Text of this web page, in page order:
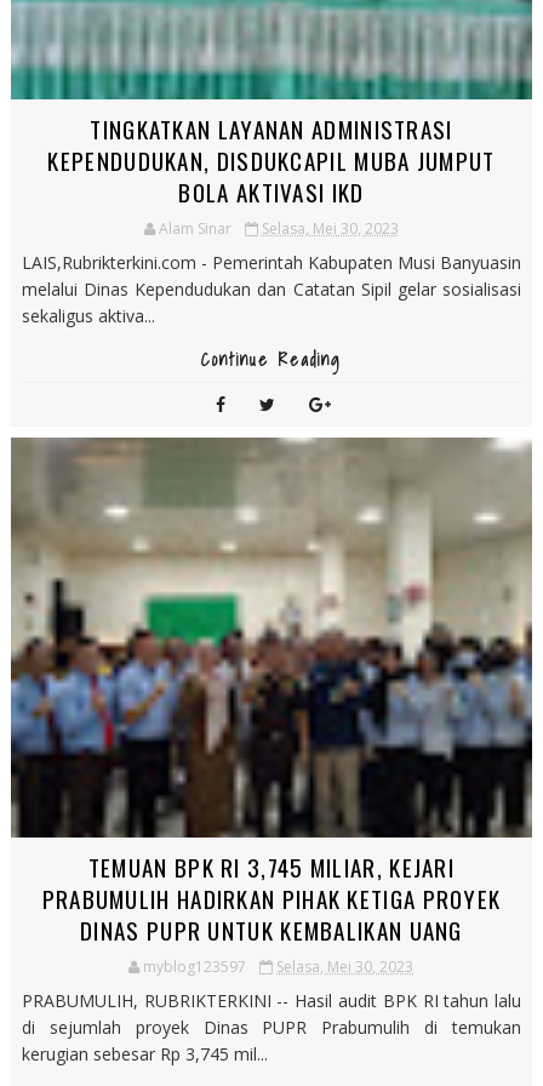
TINGKATKAN LAYANAN ADMINISTRASI
KEPENDUDUKAN, DISDUKCAPIL MUBA JUMPUT
BOLA AKTIVASI IKD
Alam Sinar Selasa, Mei 30, 2023
LAIS,Rubrikterkini.com - Pemerintah Kabupaten Musi Banyuasin
melalui Dinas Kependudukan dan Catatan Sipil gelar sosialisasi
sekaligus aktiva...
Continue Reading
TEMUAN BPK RI 3,745 MILIAR, KEJARI
PRABUMULIH HADIRKAN PIHAK KETIGA PROYEK
DINAS PUPR UNTUK KEMBALIKAN UANG
myblog123597 Selasa, Mei 30, 2023
PRABUMULIH, RUBRIKTERKINI -- Hasil audit BPK RI tahun lalu
di sejumlah proyek Dinas PUPR Prabumulih di temukan
kerugian sebesar Rp 3,745 mil...